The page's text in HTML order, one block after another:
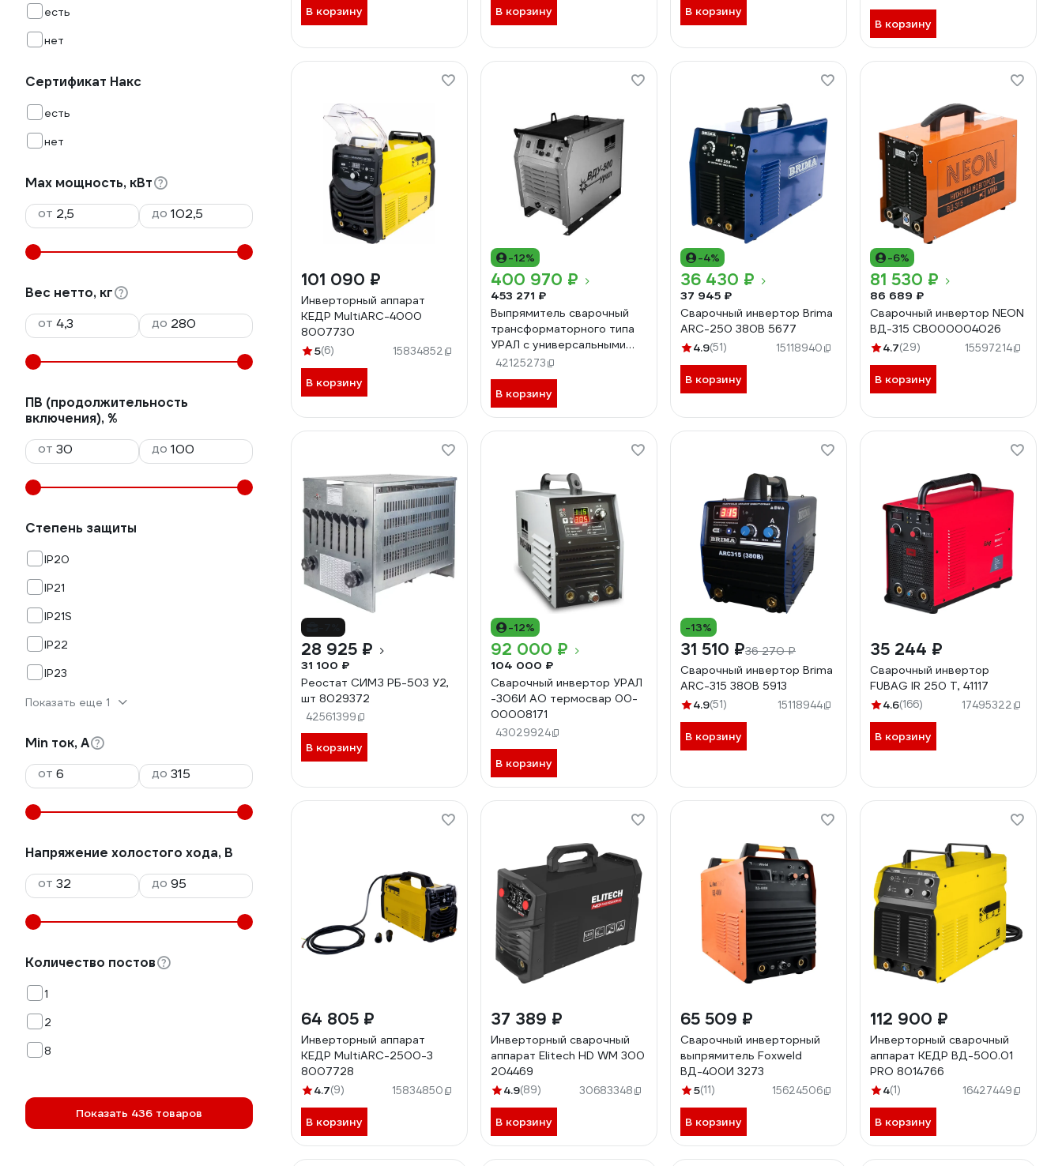
есть
нет
Сертификат Накс
есть
нет
Max мощность, кВт
от
до
Вес нетто, кг
от
до
ПВ (продолжительность
включения), %
от
до
Степень защиты
IP20
IP21
IP21S
IP22
IP23
Показать еще 1
Min ток, А
от
до
Напряжение холостого хода, В
от
до
Количество постов
1
2
8
Показать 436 товаров
В корзину В корзину В корзину
В корзину
101 090 ₽
Инверторный аппарат
КЕДР MultiARC-4000
8007730
5(6) 15834852
В корзину
-12%
400 970 ₽
453 271 ₽
Выпрямитель сварочный
трансформаторного типа
УРАЛ с универсальными
характеристиками
ВДУ-500 Урал АО
Уралтермосвар 00-
00000756
42125273
В корзину
-4%
36 430 ₽
37 945 ₽
Сварочный инвертор Brima
ARC-250 380В 5677
4.9(51) 15118940
В корзину
-6%
81 530 ₽
86 689 ₽
Сварочный инвертор NEON
ВД-315 СВ000004026
4.7(29) 15597214
В корзину
28 925 ₽
31 100 ₽
Реостат СИМЗ РБ-503 У2,
шт 8029372
42561399
В корзину
-12%
92 000 ₽
104 000 ₽
Сварочный инвертор УРАЛ
-306И АО термосвар 00-
00008171
43029924
В корзину
-13%
31 510 ₽36 270 ₽
Сварочный инвертор Brima
ARC-315 380В 5913
4.9(51) 15118944
В корзину
35 244 ₽
Сварочный инвертор
FUBAG IR 250 T, 41117
4.6(166) 17495322
В корзину
64 805 ₽
Инверторный аппарат
КЕДР MultiARC-2500-3
8007728
4.7(9) 15834850
В корзину
37 389 ₽
Инверторный сварочный
аппарат Elitech HD WM 300
204469
4.9(89) 30683348
В корзину
65 509 ₽
Сварочный инверторный
выпрямитель Foxweld
ВД-400И 3273
5(11) 15624506
В корзину
112 900 ₽
Инверторный сварочный
аппарат КЕДР ВД-500.01
PRO 8014766
4(1) 16427449
В корзину